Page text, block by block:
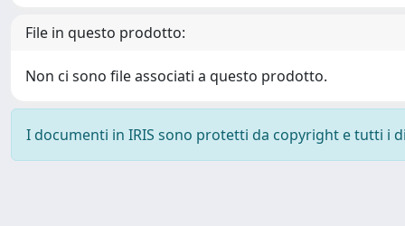
File in questo prodotto:
Non ci sono file associati a questo prodotto.
I documenti in IRIS sono protetti da copyright e tutti i